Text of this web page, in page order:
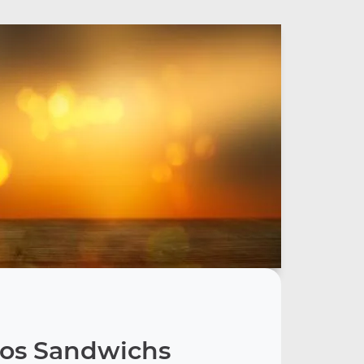
Sandwichs